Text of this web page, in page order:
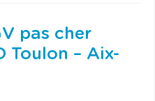
pas cher
Toulon – Aix-